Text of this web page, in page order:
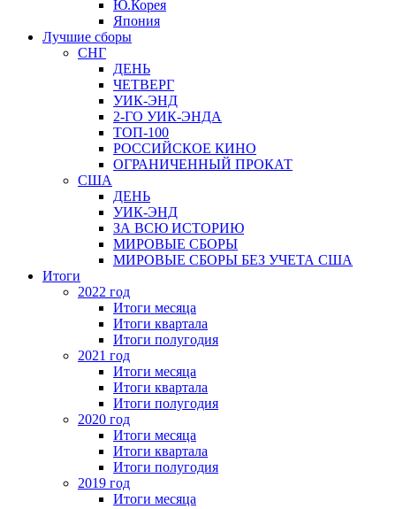
Ю.Корея
Япония
Лучшие сборы
СНГ
ДЕНЬ
ЧЕТВЕРГ
УИК-ЭНД
2-ГО УИК-ЭНДА
ТОП-100
РОССИЙСКОЕ КИНО
ОГРАНИЧЕННЫЙ ПРОКАТ
США
ДЕНЬ
УИК-ЭНД
ЗА ВСЮ ИСТОРИЮ
МИРОВЫЕ СБОРЫ
МИРОВЫЕ СБОРЫ БЕЗ УЧЕТА США
Итоги
2022 год
Итоги месяца
Итоги квартала
Итоги полугодия
2021 год
Итоги месяца
Итоги квартала
Итоги полугодия
2020 год
Итоги месяца
Итоги квартала
Итоги полугодия
2019 год
Итоги месяца